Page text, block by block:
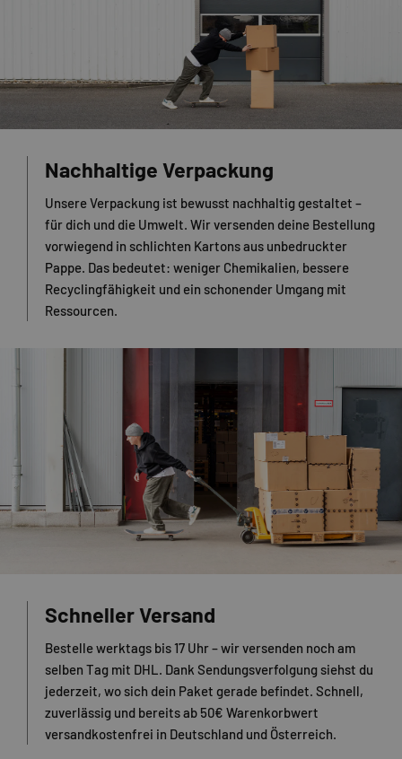
Nachhaltige Verpackung
Unsere Verpackung ist bewusst nachhaltig gestaltet –
für dich und die Umwelt. Wir versenden deine Bestellung
vorwiegend in schlichten Kartons aus unbedruckter
Pappe. Das bedeutet: weniger Chemikalien, bessere
Recyclingfähigkeit und ein schonender Umgang mit
Ressourcen.
Schneller Versand
Bestelle werktags bis 17 Uhr – wir versenden noch am
selben Tag mit DHL. Dank Sendungsverfolgung siehst du
jederzeit, wo sich dein Paket gerade befindet. Schnell,
zuverlässig und bereits ab 50€ Warenkorbwert
versandkostenfrei in Deutschland und Österreich.